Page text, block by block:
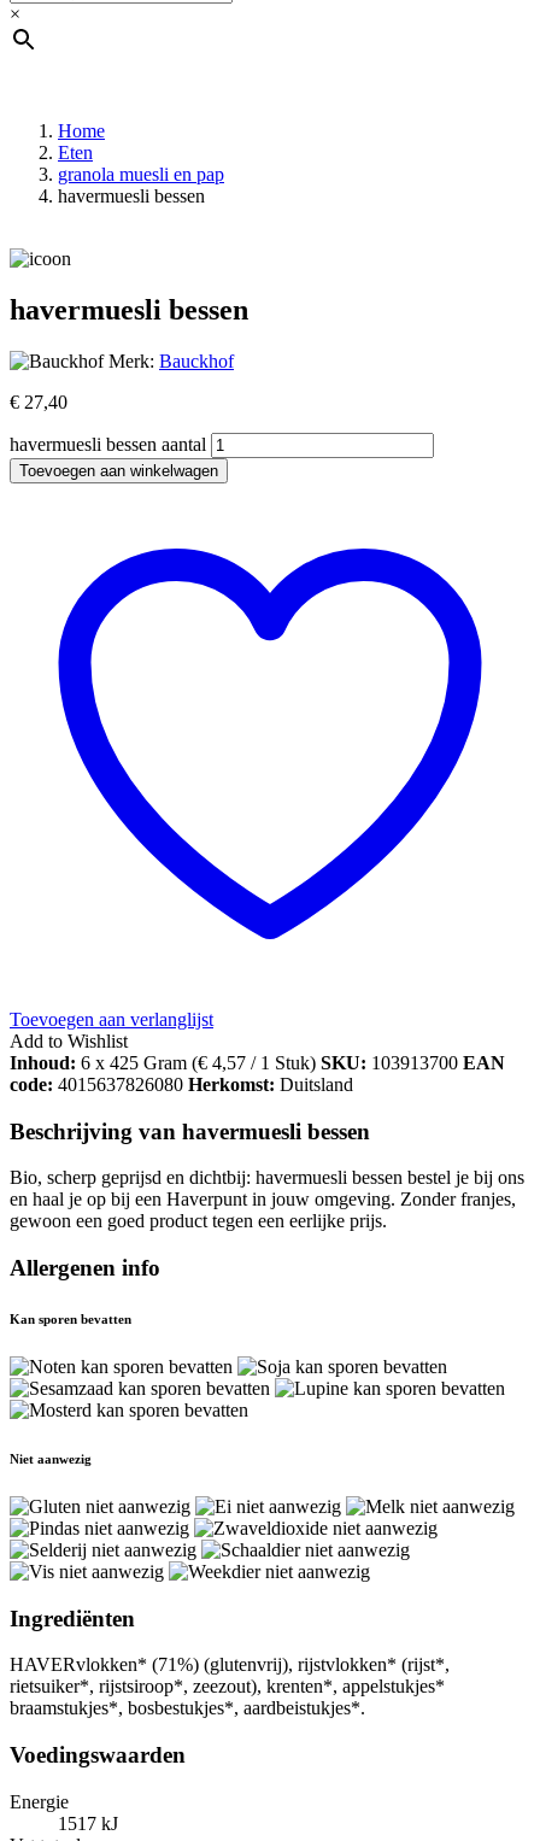
×
Home
Eten
granola muesli en pap
havermuesli bessen
havermuesli bessen
Merk: Bauckhof
€ 27,40
havermuesli bessen aantal
Toevoegen aan winkelwagen
Toevoegen aan verlanglijst
Add to Wishlist
Inhoud: 6 x 425 Gram (€ 4,57 / 1 Stuk) SKU: 103913700 EAN
code: 4015637826080 Herkomst: Duitsland
Beschrijving van havermuesli bessen
Bio, scherp geprijsd en dichtbij: havermuesli bessen bestel je bij ons
en haal je op bij een Haverpunt in jouw omgeving. Zonder franjes,
gewoon een goed product tegen een eerlijke prijs.
Allergenen info
Kan sporen bevatten
Niet aanwezig
Ingrediënten
HAVERvlokken* (71%) (glutenvrij), rijstvlokken* (rijst*,
rietsuiker*, rijstsiroop*, zeezout), krenten*, appelstukjes*
braamstukjes*, bosbestukjes*, aardbeistukjes*.
Voedingswaarden
Energie
1517 kJ